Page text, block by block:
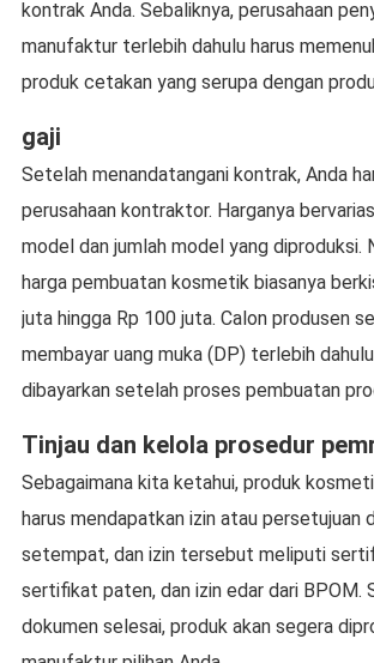
kontrak Anda. Sebaliknya, perusahaan
manufaktur terlebih dahulu harus
produk cetakan yang serupa dengan
gaji
Setelah menandatangani kontrak, Anda
perusahaan kontraktor. Harganya
model dan jumlah model yang diproduksi.
harga pembuatan kosmetik biasanya
juta hingga Rp 100 juta. Calon produsen
membayar uang muka (DP) terlebih
dibayarkan setelah proses pembuatan
Tinjau dan kelola prosedur
Sebagaimana kita ketahui, produk
harus mendapatkan izin atau persetujuan
setempat, dan izin tersebut meliputi
sertifikat paten, dan izin edar dari BPOM.
dokumen selesai, produk akan segera